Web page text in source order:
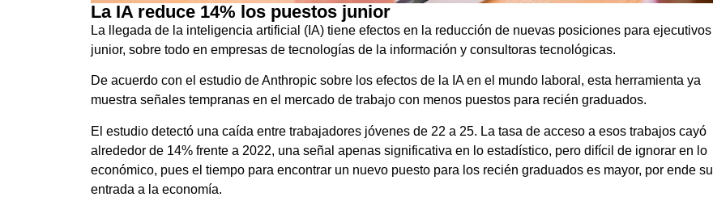
La IA reduce 14% los puestos junior
La llegada de la inteligencia artificial (IA) tiene efectos en la reducción de nuevas posiciones para ejecutivos
junior, sobre todo en empresas de tecnologías de la información y consultoras tecnológicas.
De acuerdo con el estudio de Anthropic sobre los efectos de la IA en el mundo laboral, esta herramienta ya
muestra señales tempranas en el mercado de trabajo con menos puestos para recién graduados.
El estudio detectó una caída entre trabajadores jóvenes de 22 a 25. La tasa de acceso a esos trabajos cayó
alrededor de 14% frente a 2022, una señal apenas significativa en lo estadístico, pero difícil de ignorar en lo
económico, pues el tiempo para encontrar un nuevo puesto para los recién graduados es mayor, por ende su
entrada a la economía.